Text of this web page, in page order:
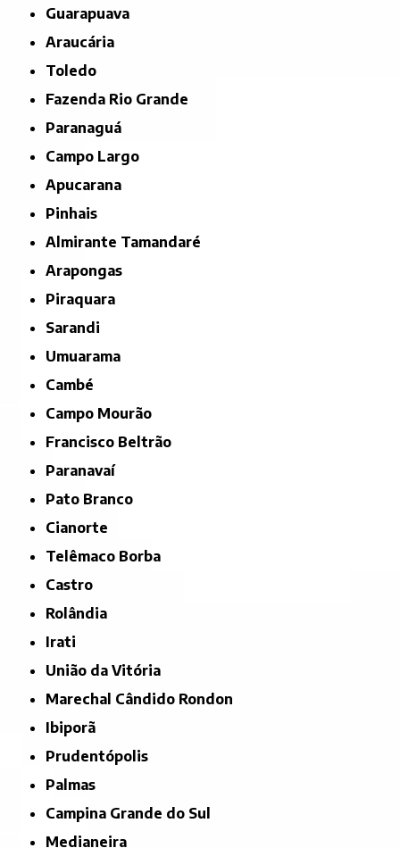
Guarapuava
Araucária
Toledo
Fazenda Rio Grande
Paranaguá
Campo Largo
Apucarana
Pinhais
Almirante Tamandaré
Arapongas
Piraquara
Sarandi
Umuarama
Cambé
Campo Mourão
Francisco Beltrão
Paranavaí
Pato Branco
Cianorte
Telêmaco Borba
Castro
Rolândia
Irati
União da Vitória
Marechal Cândido Rondon
Ibiporã
Prudentópolis
Palmas
Campina Grande do Sul
Medianeira